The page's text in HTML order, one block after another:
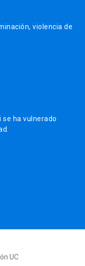
violencia de
ha vulnerado
UC